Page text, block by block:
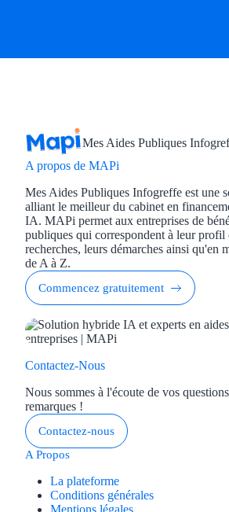
Mes Aides Publiques
A propos de MAPi
Mes Aides Publiques Infogreffe est une
alliant le meilleur du cabinet en
IA. MAPi permet aux entreprises de
publiques qui correspondent à leur profil
recherches, leurs démarches ainsi qu'en
de A à Z.
Commencez gratuitement
Contactez-Nous
Nous sommes à l'écoute de vos
remarques !
Contactez-nous
A Propos
La plateforme
Conditions générales